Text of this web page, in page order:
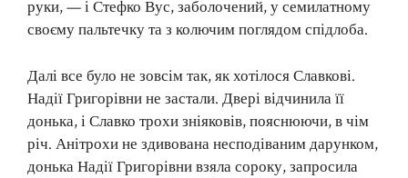
руки, — і Стефко Вус, заболочений, у семилатному
своєму пальтечку та з колючим поглядом спідлоба.
Далі все було не зовсім так, як хотілося Славкові.
Надії Григорівни не застали. Двері відчинила її
донька, і Славко трохи зніяковів, пояснюючи, в чім
річ. Анітрохи не здивована несподіваним дарунком,
донька Надії Григорівни взяла сороку, запросила